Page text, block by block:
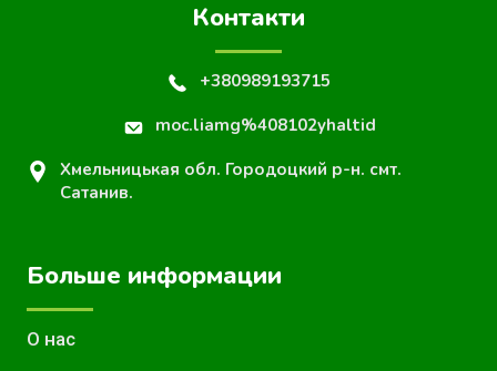
Контакти
+380989193715
moc.liamg%408102yhaltid
Хмельницькая обл. Городоцкий р-н. смт.
Сатанив.
Больше информации
О нас